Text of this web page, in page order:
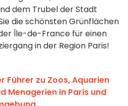
dem Trubel der Stadt
die schönsten Grünflächen
Île-de-France für einen
in der Region Paris!
Führer zu Zoos, Aquarien
Menagerien in Paris und